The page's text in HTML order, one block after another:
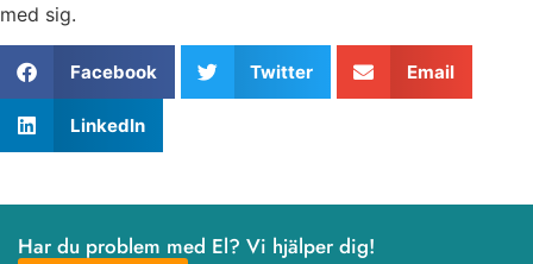
med sig.
Facebook Twitter Email
LinkedIn
Har du problem med El? Vi hjälper dig!